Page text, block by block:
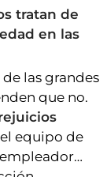
tratan de
en las
las grandes
que no.
equipo de